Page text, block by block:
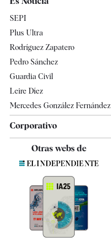
Televisión
SEPI
Plus Ultra
Rodríguez Zapatero
Pedro Sánchez
Guardia Civil
Leire Díez
Mercedes González Fernández
Corporativo
Contacto
Quiénes somos
Especificaciones
Otras webs de